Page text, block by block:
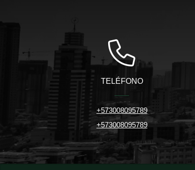
TELÉFONO
+573008095789
+573008095789